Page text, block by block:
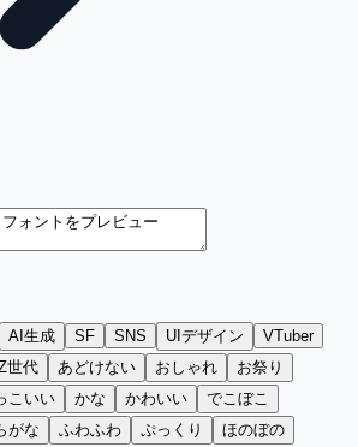
AI生成 SF SNS UIデザイン
VTuber
世代 あどけない おしゃれ
お祭り
こいい かな かわいい
でこぼこ
がな ふわふわ ぷっくり
ほのぼの